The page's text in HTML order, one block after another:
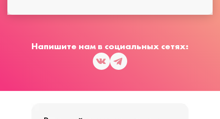
Напишите нам в социальных сетях: